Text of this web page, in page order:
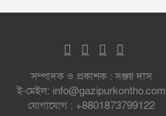
সম্পাদক ও প্রকাশক : সঞ্জয় দাস
ই-মেইল: info@gazipurkontho.com
যোগাযোগ : +8801873799122